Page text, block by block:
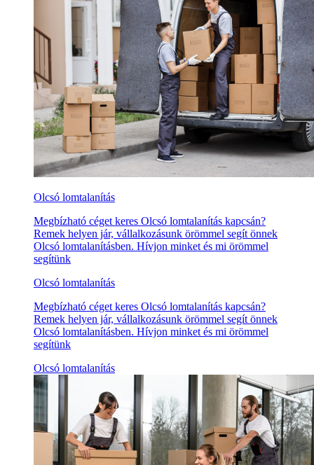
Olcsó lomtalanítás
Megbízható céget keres Olcsó lomtalanítás kapcsán?
Remek helyen jár, vállalkozásunk örömmel segít önnek
Olcsó lomtalanításben. Hívjon minket és mi örömmel
segítünk
Olcsó lomtalanítás
Megbízható céget keres Olcsó lomtalanítás kapcsán?
Remek helyen jár, vállalkozásunk örömmel segít önnek
Olcsó lomtalanításben. Hívjon minket és mi örömmel
segítünk
Olcsó lomtalanítás